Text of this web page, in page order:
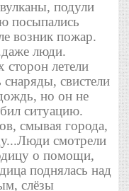
подули
посыпались
возник пожар.
люди.
летели
свистели
но он не
ситуацию.
смывая города,
смотрели
о помощи,
поднялась над
слёзы